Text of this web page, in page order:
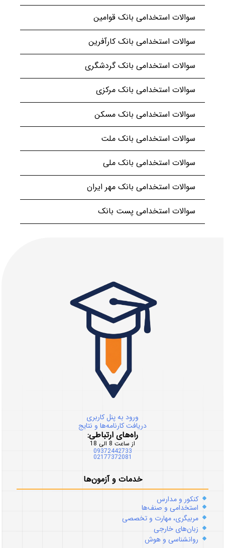
سوالات استخدامی بانک قوامین
سوالات استخدامی بانک کارآفرین
سوالات استخدامی بانک گردشگری
سوالات استخدامی بانک مرکزی
سوالات استخدامی بانک مسکن
سوالات استخدامی بانک ملت
سوالات استخدامی بانک ملی
سوالات استخدامی بانک مهر ایران
سوالات استخدامی پست بانک
ورود به پنل کاربری
دریافت کارنامه‌ها و نتایج
راه‌های ارتباطی:
از ساعت 8 الی 18
09372442733
02177372081
خدمات و آزمون‌ها
کنکور و مدارس
استخدامی و صنف‌ها
مربیگری، مهارت و تخصصی
زبان‌های خارجی
روانشناسی و هوش